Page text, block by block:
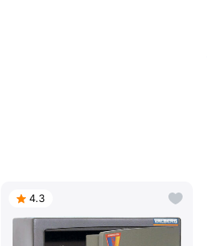
4.3